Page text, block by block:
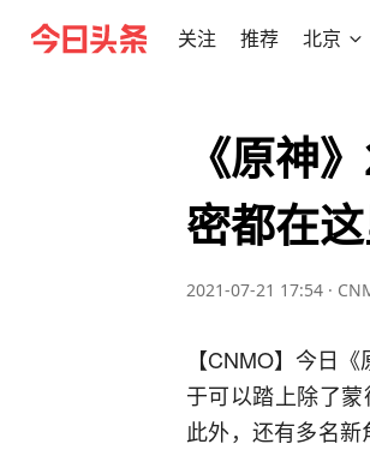
关注 推荐 北京
《原神
密都在
2021-07-21 17:54 ·
【CNMO】今日
于可以踏上除了
此外，还有多名